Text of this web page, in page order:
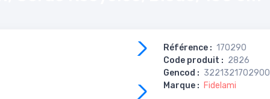
Référence : 170290
Code produit : 2826
Gencod : 3221321702900
Marque : Fidelami